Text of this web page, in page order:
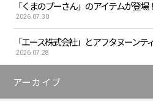
「くまのプーさん」のアイテムが登場！
2026.07.30
「エース株式会社」とアフタヌーンテ
2026.07.28
アーカイブ